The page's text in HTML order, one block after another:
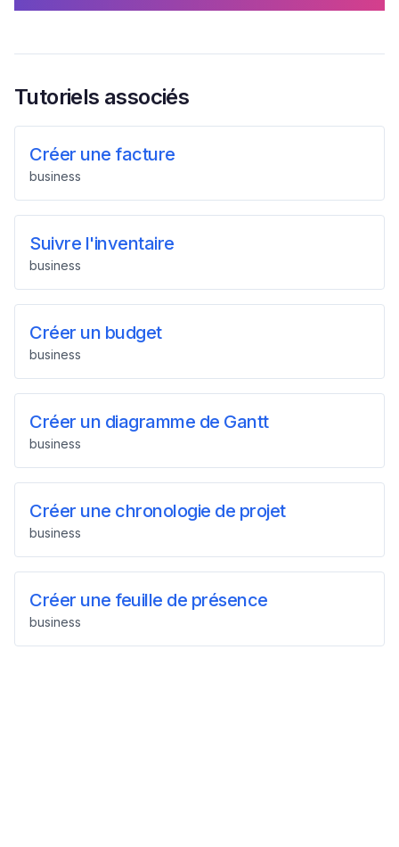
Tutoriels associés
Créer une facture
business
Suivre l'inventaire
business
Créer un budget
business
Créer un diagramme de Gantt
business
Créer une chronologie de projet
business
Créer une feuille de présence
business